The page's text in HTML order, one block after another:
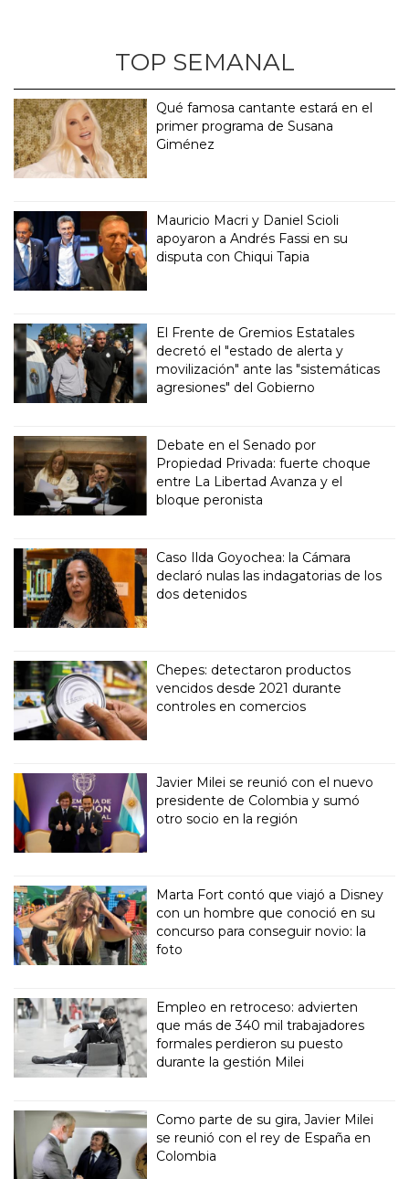
TOP SEMANAL
Qué famosa cantante estará en el
primer programa de Susana
Giménez
Mauricio Macri y Daniel Scioli
apoyaron a Andrés Fassi en su
disputa con Chiqui Tapia
El Frente de Gremios Estatales
decretó el "estado de alerta y
movilización" ante las "sistemáticas
agresiones" del Gobierno
Debate en el Senado por
Propiedad Privada: fuerte choque
entre La Libertad Avanza y el
bloque peronista
Caso Ilda Goyochea: la Cámara
declaró nulas las indagatorias de los
dos detenidos
Chepes: detectaron productos
vencidos desde 2021 durante
controles en comercios
Javier Milei se reunió con el nuevo
presidente de Colombia y sumó
otro socio en la región
Marta Fort contó que viajó a Disney
con un hombre que conoció en su
concurso para conseguir novio: la
foto
Empleo en retroceso: advierten
que más de 340 mil trabajadores
formales perdieron su puesto
durante la gestión Milei
Como parte de su gira, Javier Milei
se reunió con el rey de España en
Colombia